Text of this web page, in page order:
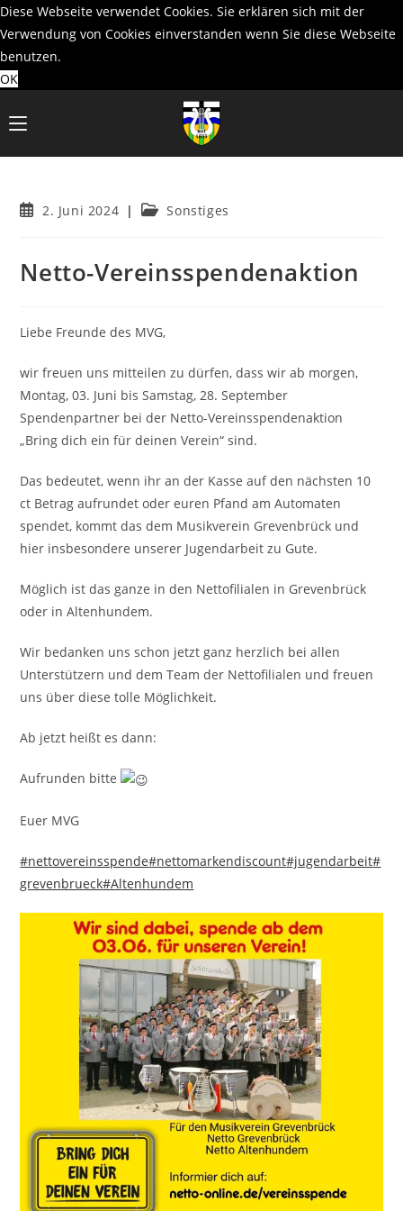
Diese Webseite verwendet Cookies. Sie erklären sich mit der
Verwendung von Cookies einverstanden wenn Sie diese Webseite
benutzen.
OK
Inhalt
Beitrag2. Juni 2024
Beitrags-
Sonstiges
Netto-Vereinsspendenaktion
Liebe Freunde des MVG,
wir freuen uns mitteilen zu dürfen, dass wir ab morgen,
Montag, 03. Juni bis Samstag, 28. September
Spendenpartner bei der Netto-Vereinsspendenaktion
„Bring dich ein für deinen Verein“ sind.
Das bedeutet, wenn ihr an der Kasse auf den nächsten 10
ct Betrag aufrundet oder euren Pfand am Automaten
spendet, kommt das dem Musikverein Grevenbrück und
hier insbesondere unserer Jugendarbeit zu Gute.
Möglich ist das ganze in den Nettofilialen in Grevenbrück
oder in Altenhundem.
Wir bedanken uns schon jetzt ganz herzlich bei allen
Unterstützern und dem Team der Nettofilialen und freuen
uns über diese tolle Möglichkeit.
Ab jetzt heißt es dann:
Aufrunden bitte
Euer MVG
#nettovereinsspende#nettomarkendiscount#jugendarbeit#
grevenbrueck#Altenhundem